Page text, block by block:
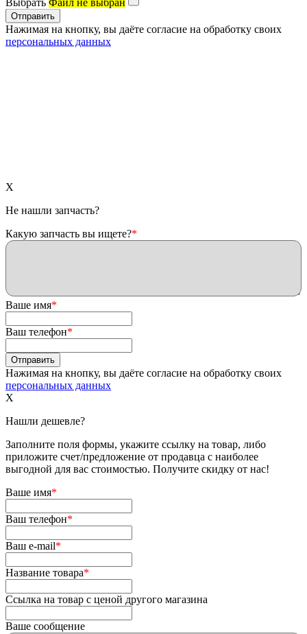
Нажимая на кнопку, вы даёте согласие на обработку своих
персональных данных
X
Не нашли запчасть?
Какую запчасть вы ищете?*
Ваше имя*
Ваш телефон*
Нажимая на кнопку, вы даёте согласие на обработку своих
персональных данных
X
Нашли дешевле?
Заполните поля формы, укажите ссылку на товар, либо
приложите счет/предложение от продавца с наиболее
выгодной для вас стоимостью. Получите скидку от нас!
Ваше имя*
Ваш телефон*
Ваш e-mail*
Название товара*
Ссылка на товар с ценой другого магазина
Ваше сообщение